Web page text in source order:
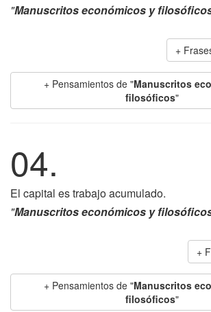
"Manuscritos económicos y
+
+ Pensamientos de "Manuscritos
filosóficos"
04.
El capital es trabajo acumulado.
"Manuscritos económicos y
+
+ Pensamientos de "Manuscritos
filosóficos"